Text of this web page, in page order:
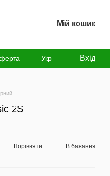
Мій кошик
Укр Вхід
2S
Порівняти В бажання